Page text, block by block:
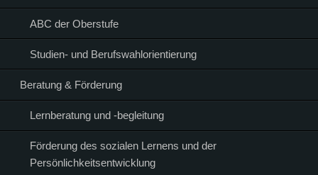
ABC der Oberstufe
Studien- und Berufswahlorientierung
Beratung & Förderung
Lernberatung und -begleitung
Förderung des sozialen Lernens und der
Persönlichkeitsentwicklung